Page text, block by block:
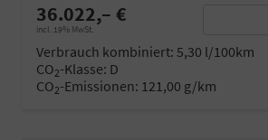
36.022,– €
incl. 19% MwSt.
Verbrauch kombiniert: 5,30 l/100km
CO2-Klasse: D
CO2-Emissionen: 121,00 g/km